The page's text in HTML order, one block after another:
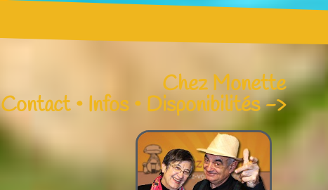
Chez Monette
Contact • Infos • Disponibilités ->